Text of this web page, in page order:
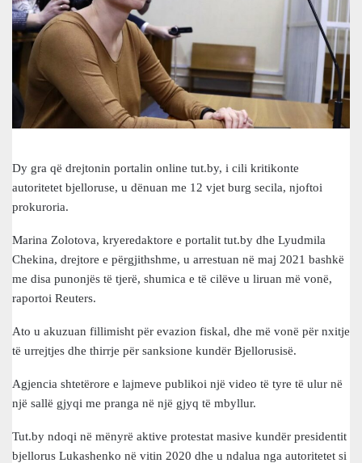
Dy gra që drejtonin portalin online tut.by, i cili kritikonte
autoritetet bjelloruse, u dënuan me 12 vjet burg secila, njoftoi
prokuroria.
Marina Zolotova, kryeredaktore e portalit tut.by dhe Lyudmila
Chekina, drejtore e përgjithshme, u arrestuan në maj 2021 bashkë
me disa punonjës të tjerë, shumica e të cilëve u liruan më vonë,
raportoi Reuters.
Ato u akuzuan fillimisht për evazion fiskal, dhe më vonë për nxitje
të urrejtjes dhe thirrje për sanksione kundër Bjellorusisë.
Agjencia shtetërore e lajmeve publikoi një video të tyre të ulur në
një sallë gjyqi me pranga në një gjyq të mbyllur.
Tut.by ndoqi në mënyrë aktive protestat masive kundër presidentit
bjellorus Lukashenko në vitin 2020 dhe u ndalua nga autoritetet si